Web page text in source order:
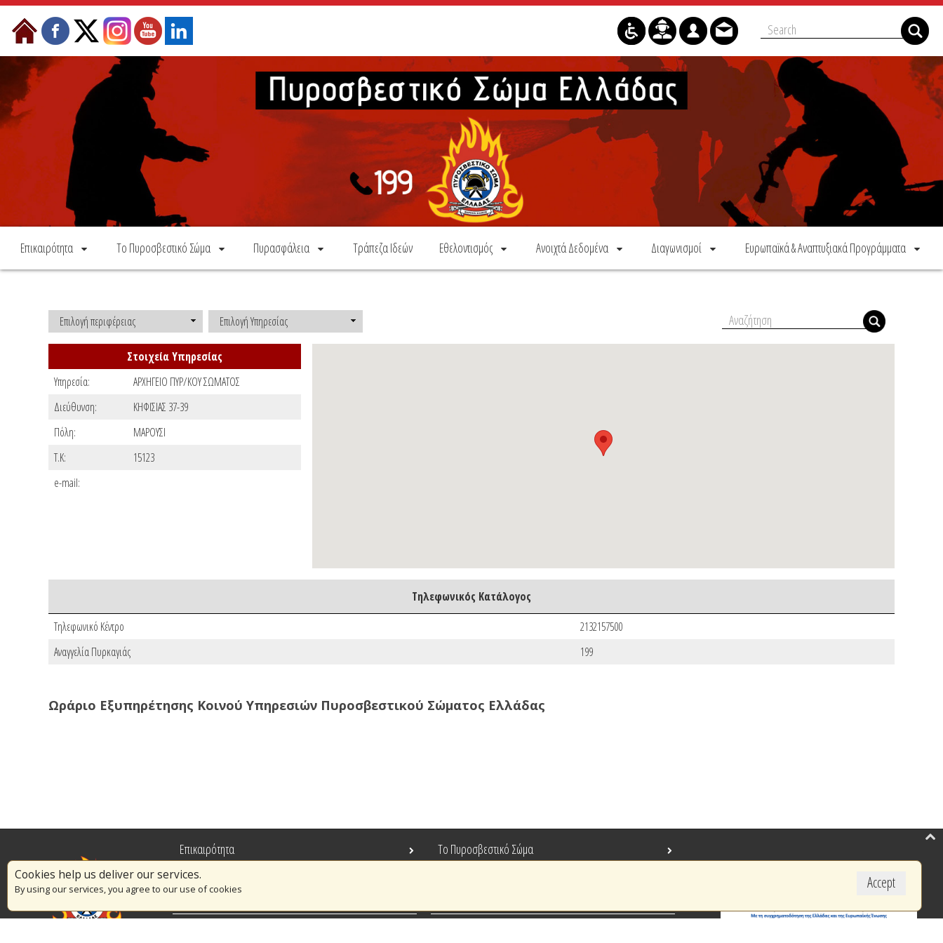
Skip to Content
Επικαιρότητα Το Πυροσβεστικό Σώμα Πυρασφάλεια Τράπεζα Ιδεών Εθελοντισμός Ανοιχτά Δεδομένα Διαγωνισμοί Ευρωπαϊκά & Αναπτυξιακά Προγράμματα
Επιλογή περιφέρειας Επιλογή Υπηρεσίας
Στοιχεία Υπηρεσίας
Υπηρεσία:
ΑΡΧΗΓΕΙΟ ΠΥΡ/ΚΟΥ ΣΩΜΑΤΟΣ
Διεύθυνση:
ΚΗΦΙΣΙΑΣ 37-39
Πόλη:
ΜΑΡΟΥΣΙ
T.K:
15123
e-mail:
Τηλεφωνικός Κατάλογος
Τηλεφωνικό Κέντρο
2132157500
Αναγγελία Πυρκαγιάς
199
Ωράριο Εξυπηρέτησης Κοινού Υπηρεσιών Πυροσβεστικού Σώματος Ελλάδας
Accept
Cookies help us deliver our services.
By using our services, you agree to our use of cookies
Επικαιρότητα
Το Πυροσβεστικό Σώμα
Πυρασφάλεια